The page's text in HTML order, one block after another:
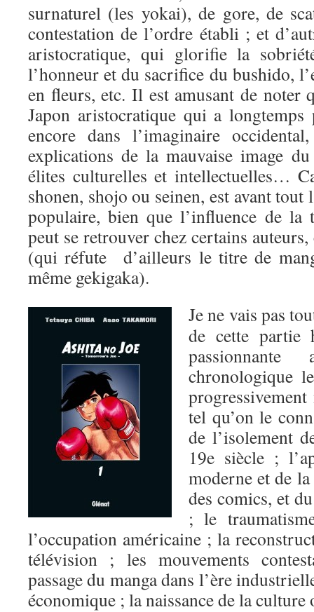
surnaturel (les yokai), de gore, de
contestation de l’ordre établi ; et
aristocratique, qui glorifie la
l’honneur et du sacrifice du bushido,
en fleurs, etc. Il est amusant de noter
Japon aristocratique qui a
encore dans l’imaginaire
explications de la mauvaise image
élites culturelles et intellectuelles…
shonen, shojo ou seinen, est avant
populaire, bien que l’influence de la
peut se retrouver chez certains
(qui réfute d’ailleurs le titre de
même gekigaka).
Je ne vais pas
de cette partie
chronologique
tel qu’on le
de l’isolement
19e siècle ;
moderne et de
des comics, et
; le
l’occupation américaine ; la
télévision ; les mouvements
passage du manga dans l’ère
économique ; la naissance de la